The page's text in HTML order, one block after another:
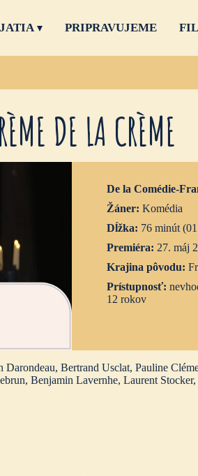
PRIPRAVUJEME
DE LA CRÈME
De la Comédie-
Žáner: Komédia
Dĺžka: 76 minút
Premiéra: 27. máj
Krajina pôvodu:
Prístupnosť:
12 rokov
Darondeau, Bertrand Usclat, Pauline
Benjamin Lavernhe, Laurent